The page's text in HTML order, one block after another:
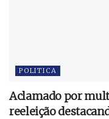
POLITICA
Aclamado por
reeleição